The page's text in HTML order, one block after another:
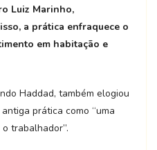
Luiz Marinho,
a prática enfraquece o
em habitação e
Haddad, também elogiou
prática como “uma
trabalhador”.